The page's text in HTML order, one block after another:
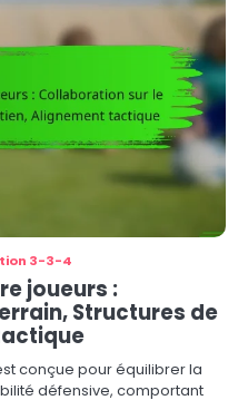
3-3-4
joueurs :
Structures de
conçue pour équilibrer la
défensive, comportant